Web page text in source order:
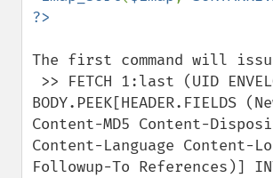
The first command will
BODY.PEEK[HEADER.FIELDS
Content-MD5 Content-
Content-Language Content-
Followup-To References)]